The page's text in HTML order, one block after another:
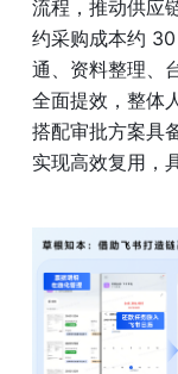
流程，推动供应
约采购成本约
通、资料整理、
全面提效，整体
搭配审批方案具
实现高效复用，